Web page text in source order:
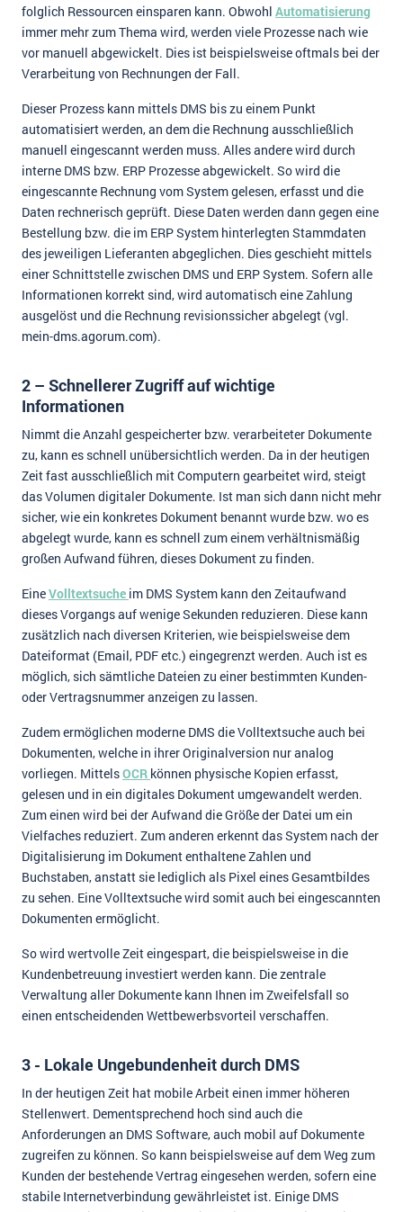
folglich Ressourcen einsparen kann. Obwohl Automatisierung
immer mehr zum Thema wird, werden viele Prozesse nach wie
vor manuell abgewickelt. Dies ist beispielsweise oftmals bei der
Verarbeitung von Rechnungen der Fall.
Dieser Prozess kann mittels DMS bis zu einem Punkt
automatisiert werden, an dem die Rechnung ausschließlich
manuell eingescannt werden muss. Alles andere wird durch
interne DMS bzw. ERP Prozesse abgewickelt. So wird die
eingescannte Rechnung vom System gelesen, erfasst und die
Daten rechnerisch geprüft. Diese Daten werden dann gegen eine
Bestellung bzw. die im ERP System hinterlegten Stammdaten
des jeweiligen Lieferanten abgeglichen. Dies geschieht mittels
einer Schnittstelle zwischen DMS und ERP System. Sofern alle
Informationen korrekt sind, wird automatisch eine Zahlung
ausgelöst und die Rechnung revisionssicher abgelegt (vgl.
mein-dms.agorum.com).
2 – Schnellerer Zugriff auf wichtige
Informationen
Nimmt die Anzahl gespeicherter bzw. verarbeiteter Dokumente
zu, kann es schnell unübersichtlich werden. Da in der heutigen
Zeit fast ausschließlich mit Computern gearbeitet wird, steigt
das Volumen digitaler Dokumente. Ist man sich dann nicht mehr
sicher, wie ein konkretes Dokument benannt wurde bzw. wo es
abgelegt wurde, kann es schnell zum einem verhältnismäßig
großen Aufwand führen, dieses Dokument zu finden.
EineVolltextsuche im DMS System kann den Zeitaufwand
dieses Vorgangs auf wenige Sekunden reduzieren. Diese kann
zusätzlich nach diversen Kriterien, wie beispielsweise dem
Dateiformat (Email, PDF etc.) eingegrenzt werden. Auch ist es
möglich, sich sämtliche Dateien zu einer bestimmten Kunden-
oder Vertragsnummer anzeigen zu lassen.
Zudem ermöglichen moderne DMS die Volltextsuche auch bei
Dokumenten, welche in ihrer Originalversion nur analog
vorliegen. MittelsOCR können physische Kopien erfasst,
gelesen und in ein digitales Dokument umgewandelt werden.
Zum einen wird bei der Aufwand die Größe der Datei um ein
Vielfaches reduziert. Zum anderen erkennt das System nach der
Digitalisierung im Dokument enthaltene Zahlen und
Buchstaben, anstatt sie lediglich als Pixel eines Gesamtbildes
zu sehen. Eine Volltextsuche wird somit auch bei eingescannten
Dokumenten ermöglicht.
So wird wertvolle Zeit eingespart, die beispielsweise in die
Kundenbetreuung investiert werden kann. Die zentrale
Verwaltung aller Dokumente kann Ihnen im Zweifelsfall so
einen entscheidenden Wettbewerbsvorteil verschaffen.
3 - Lokale Ungebundenheit durch DMS
In der heutigen Zeit hat mobile Arbeit einen immer höheren
Stellenwert. Dementsprechend hoch sind auch die
Anforderungen an DMS Software, auch mobil auf Dokumente
zugreifen zu können. So kann beispielsweise auf dem Weg zum
Kunden der bestehende Vertrag eingesehen werden, sofern eine
stabile Internetverbindung gewährleistet ist. Einige DMS